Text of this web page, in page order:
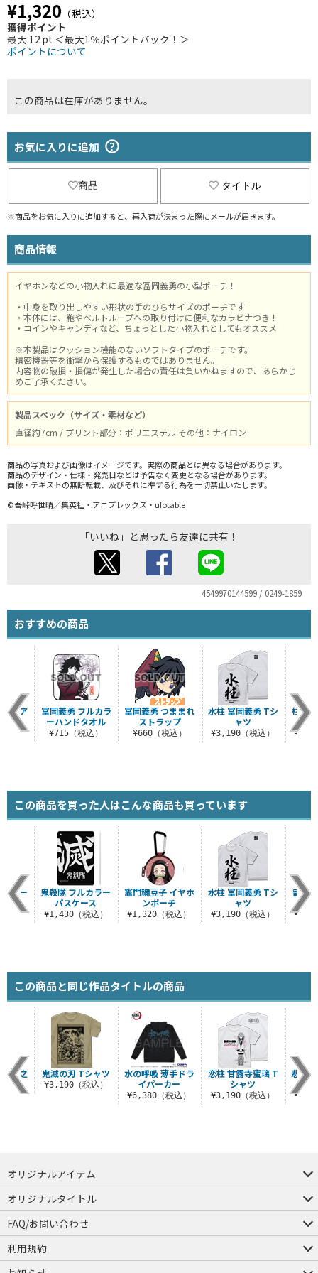
¥1,320 （税込）
獲得ポイント
最大 12 pt ＜最大1％ポイントバック！＞
ポイントについて
この商品は在庫がありません。
お気に入りに追加
商品 タイトル
※商品をお気に入りに追加すると、再入荷が決まった際にメールが届きます。
商品情報
イヤホンなどの小物入れに最適な冨岡義勇の小型ポーチ！
・中身を取り出しやすい形状の手のひらサイズのポーチです
・本体には、鞄やベルトループへの取り付けに便利なカラビナつき！
・コインやキャンディなど、ちょっとした小物入れとしてもオススメ
※本製品はクッション機能のないソフトタイプのポーチです。
精密機器等を衝撃から保護するものではありません。
内容物の破損・損傷が発生した場合の責任は負いかねますので、あらかじ
めご了承ください。
製品スペック（サイズ・素材など）
直径約7cm / プリント部分：ポリエステル その他：ナイロン
商品の写真および画像はイメージです。実際の商品とは異なる場合があります。
商品のデザイン・仕様・発売日などは予告なく変更となる場合があります。
画像・テキストの無断転載、及びそれに準ずる行為を一切禁止いたします。
©吾峠呼世晴／集英社・アニプレックス・ufotable
「いいね」と思ったら友達に共有！
4549970144599 / 0249-1859
おすすめの商品
冨岡義勇 つままれ
ストラップ
¥660（税込）
水柱 冨岡義勇 Tシ
ャツ
¥3,190（税込）
柱 フ
柄 ア
込）
冨岡義勇 フルカラ
ーハンドタオル
¥715（税込）
この商品を買った人はこんな商品も買っています
竈門禰豆子 イヤホ
ンポーチ
¥1,320（税込）
水柱 冨岡義勇 Tシ
ャツ
¥3,190（税込）
籠の
トー
込）
鬼殺隊 フルカラー
パスケース
¥1,430（税込）
この商品と同じ作品タイトルの商品
水の呼吸 薄手ドラ
イパーカー
¥6,380（税込）
恋柱 甘露寺蜜璃 T
シャツ
¥3,190（税込）
悲鳴
吸
伊之
ツ
込）
鬼滅の刃 Tシャツ
¥3,190（税込）
オリジナルアイテム
つままれ
つかまれ
ピョコッテ
オリジナルタイトル
アイテムヤ
ミスカトニック大學購買部
FAQ/お問い合わせ
FAQ
お問い合わせ
利用規約
会員規約・ポイント規約
特定商取引法に関する表示
プライバシーポリシー